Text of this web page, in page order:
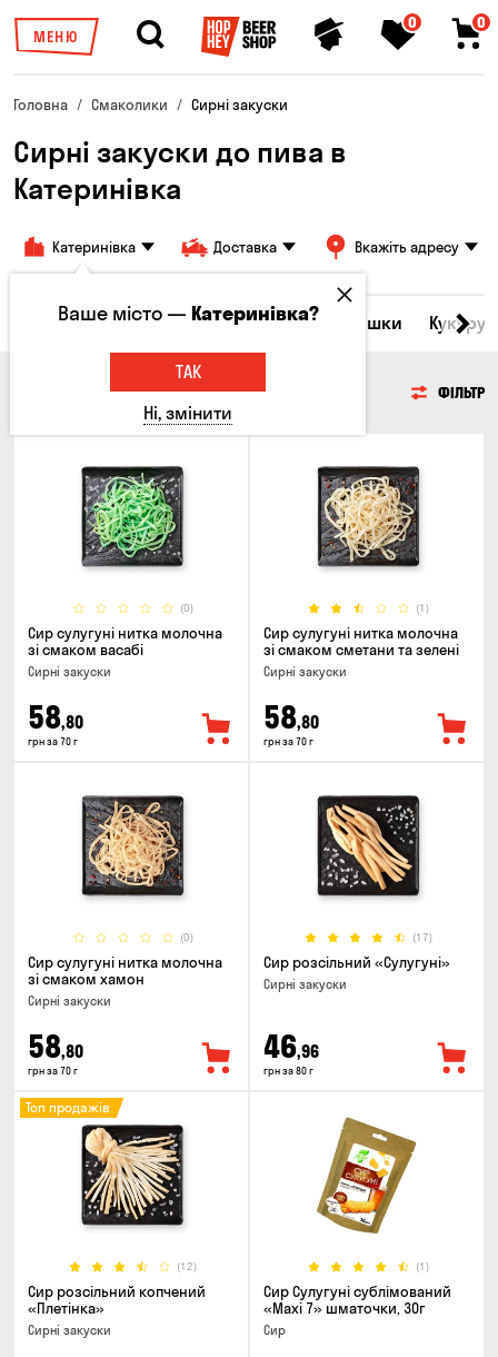
МЕНЮ
0 0
Головна Смаколики Сирні закуски
Сирні закуски до пива в
Катеринівка
Катеринівка Доставка Вкажіть адресу
Морепродукти Сирні закуски Горішки
СИРНІ ЗАКУСКИ ФІЛЬТР
(0)
Сир сулугуні нитка молочна
зі смаком васабі
Сирні закуски
58,80
грн за 70 г
(1)
Сир сулугуні нитка молочна
зі смаком сметани та зелені
Сирні закуски
58,80
грн за 70 г
(0)
Сир сулугуні нитка молочна
зі смаком хамон
Сирні закуски
58,80
грн за 70 г
(17)
Сир розсільний «Сулугуні»
Сирні закуски
46,96
грн за 80 г
(12)
Топ продажів
Сир розсільний копчений
«Плетінка»
Сирні закуски
(1)
Сир Сулугуні сублімований
«Maxi 7» шматочки, 30г
Сир
Ваше місто —Катеринівка?
ТАК
Ні, змінити